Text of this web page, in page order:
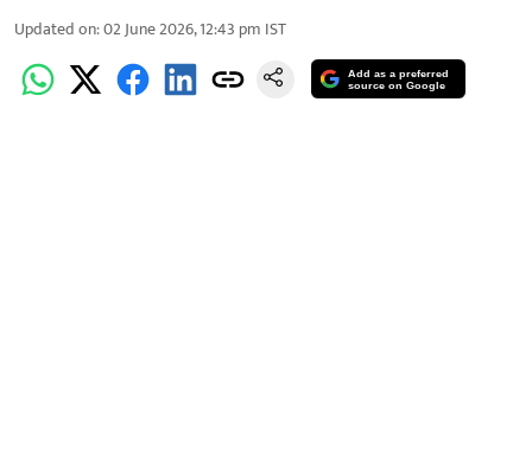
Updated on:02 June 2026, 12:43 pm IST
Add as a preferred
source on Google